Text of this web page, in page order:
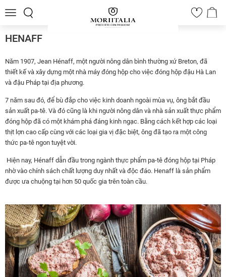
Toggle
0
HENAFF
Năm 1907, Jean Hénaff, một người nông dân bình thường xứ Breton, đã
thiết kế và xây dựng một nhà máy đóng hộp cho việc đóng hộp đậu Hà Lan
và đậu Pháp tại địa phương.
7 năm sau đó, để bù đắp cho việc kinh doanh ngoài mùa vụ, ông bắt đầu
sản xuất pa-tê. Và đó cũng là khi người nông dân và nhà sản xuất thực phẩm
đóng hộp đã có một khám phá đáng kinh ngạc. Bằng cách kết hợp các loại
thịt lợn cao cấp cùng với các loại gia vị đặc biệt, ông đã tạo ra một công
thức pa-tê ngon tuyệt vời.
Hiện nay, Hénaff dẫn đầu trong ngành thực phẩm pa-tê đóng hộp tại Pháp
nhờ vào chính sách chất lượng duy nhất và độc đáo. Henaff là sản phẩm
được ưa chuộng tại hơn 50 quốc gia trên toàn cầu.